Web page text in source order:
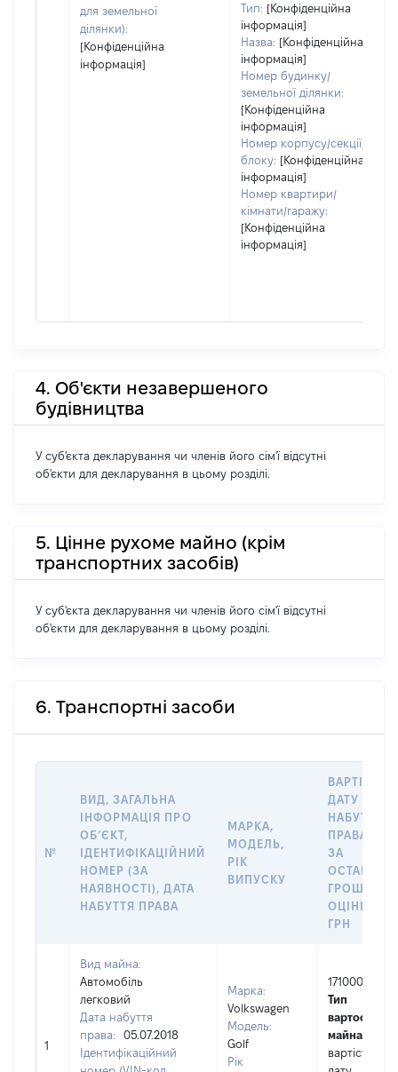
для земельної
ділянки):
[Конфіденційна
інформація]
Тип: [Конфіденційна
інформація]
Назва: [Конфіденційна
інформація]
Номер будинку/
земельної ділянки:
[Конфіденційна
інформація]
Номер корпусу/секції/
блоку: [Конфіденційна
інформація]
Номер квартири/
кімнати/гаражу:
[Конфіденційна
інформація]
4. Об'єкти незавершеного
будівництва
У суб'єкта декларування чи членів його сім'ї відсутні
об'єкти для декларування в цьому розділі.
5. Цінне рухоме майно (крім
транспортних засобів)
У суб'єкта декларування чи членів його сім'ї відсутні
об'єкти для декларування в цьому розділі.
6. Транспортні засоби
№
ВИД, ЗАГАЛЬНА
ІНФОРМАЦІЯ ПРО
ОБʼЄКТ,
ІДЕНТИФІКАЦІЙНИЙ
НОМЕР (ЗА
НАЯВНОСТІ), ДАТА
НАБУТТЯ ПРАВА
МАРКА,
МОДЕЛЬ,
РІК
ВИПУСКУ
ВАРТІСТЬ
ДАТУ
НАБУТТЯ
ПРАВА АБО
ЗА
ОЦІНКОЮ,
ГРН
1
Вид майна:
Автомобіль
легковий
Дата набуття
права:
05.07.2018
Ідентифікаційний
Марка:
Volkswagen
Модель:
Golf
Рік
171000
Тип
вартості
майна:
вартість на